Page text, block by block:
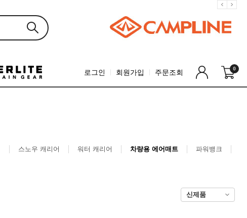
로그인 회원가입 주문조회 0
스노우 캐리어 워터 캐리어 차량용 에어매트 파워뱅크